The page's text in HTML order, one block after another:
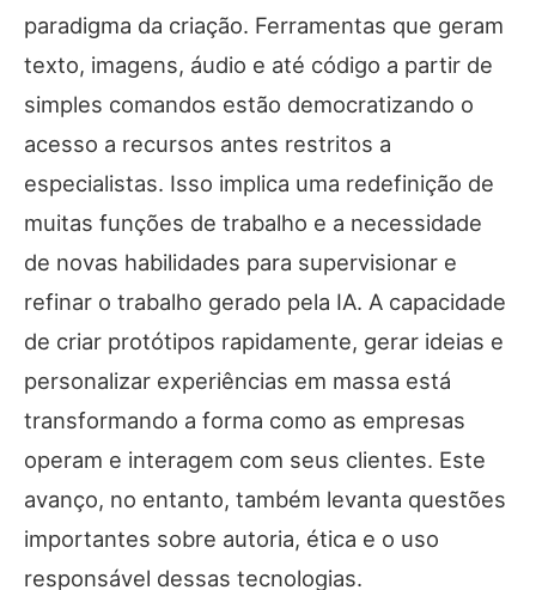
paradigma da criação. Ferramentas que geram
texto, imagens, áudio e até código a partir de
simples comandos estão democratizando o
acesso a recursos antes restritos a
especialistas. Isso implica uma redefinição de
muitas funções de trabalho e a necessidade
de novas habilidades para supervisionar e
refinar o trabalho gerado pela IA. A capacidade
de criar protótipos rapidamente, gerar ideias e
personalizar experiências em massa está
transformando a forma como as empresas
operam e interagem com seus clientes. Este
avanço, no entanto, também levanta questões
importantes sobre autoria, ética e o uso
responsável dessas tecnologias.